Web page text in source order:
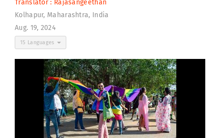
Translator : Rajasangeethan
Kolhapur, Maharashtra, India
Aug. 19, 2024
15 Languages